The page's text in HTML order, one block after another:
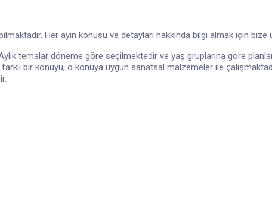
Her ayın konusu ve detayları hakkında bilgi almak için bize
temalar döneme göre seçilmektedir ve yaş gruplarına göre
bir konuyu, o konuya uygun sanatsal malzemeler ile